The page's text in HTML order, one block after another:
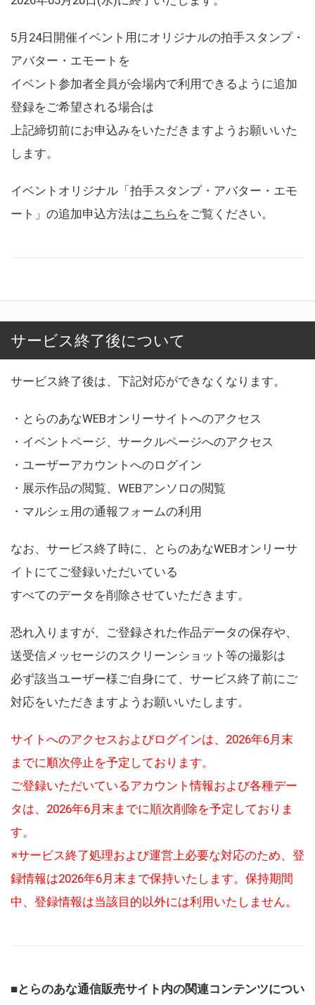
5月24日開催イベント用にオリジナルの拍手スタンプ・
アバター・エモートを
イベント参加者全員が会場内で利用できるように追加
登録をご希望される場合は
上記締切前にお申込みをいただきますようお願いいた
します。
イベントオリジナル「拍手スタンプ・アバター・エモ
ート」の追加申込方法はこちら をご覧ください。
サービス終了後について
サービス終了後は、下記対応ができなくなります。
・とらのあなWEBオンリーサイトへのアクセス
・イベントページ、サークルページへのアクセス
・ユーザーアカウントへのログイン
・展示作品の閲覧、WEBアンソロの閲覧
・マルシェ用の通報フォームの利用
なお、サービス終了時に、とらのあなWEBオンリーサ
イトにてご登録いただいている
すべてのデータを削除させていただきます。
恐れ入りますが、ご登録された作品データの保存や、
送受信メッセージのスクリーンショット等の撮影は
必ず該当ユーザー様ご自身にて、サービス終了前にご
対応をいただきますようお願いいたします。
サイトへのアクセスおよびログインは、2026年6月末
までに順次停止を予定しております。
ご登録いただいているアカウント情報および各種デー
タは、2026年6月末までに順次削除を予定しておりま
す。
※サービス終了処理および運営上必要な対応のため、登
録情報は2026年6月末まで保持いたします。保持期間
中、登録情報は当該目的以外には利用いたしません。
■とらのあな通信販売サイト内の関連コンテンツについ